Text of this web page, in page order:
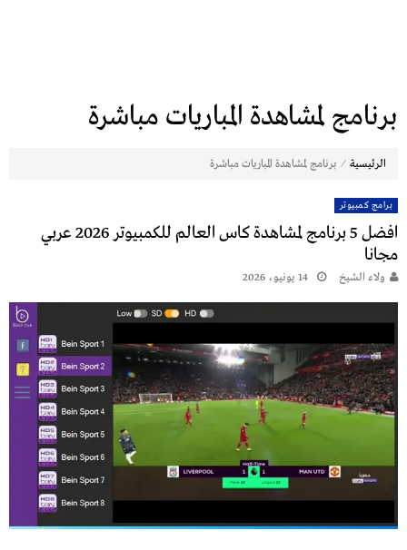
برنامج لمشاهدة المباريات مباشرة
الرئيسية ⁄ برنامج لمشاهدة المباريات مباشرة
برامج كمبيوتر
افضل 5 برنامج لمشاهدة كاس العالم للكمبيوتر 2026 عربي
مجانا
ولاء الشيخ 14 يونيو، 2026